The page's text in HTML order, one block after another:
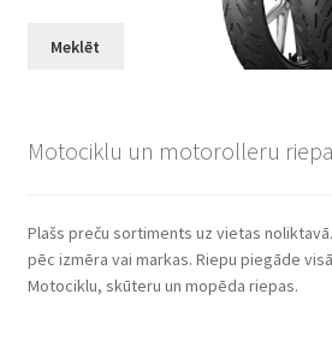
Meklēt
Motociklu un motorolleru
Plašs preču sortiments uz vietas
pēc izmēra vai markas. Riepu piegāde
Motociklu, skūteru un mopēda riepas.